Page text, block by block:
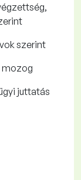
szerint
mozog
juttatás